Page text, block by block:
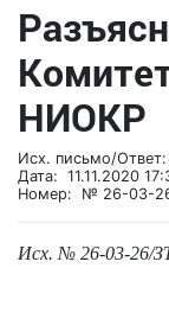
НИОКР
Исх. письмо/Ответ:
Дата: 11.11.2020
Номер: № 26-03-
Исх. № 26-03-26/